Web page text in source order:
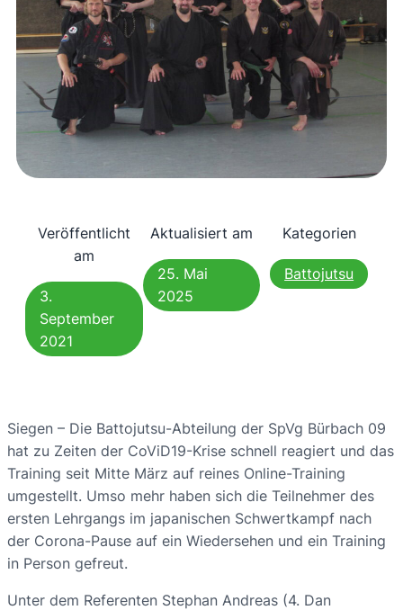
Veröffentlicht
am
3.
September
2021
Aktualisiert am
25. Mai
2025
Kategorien
Battojutsu
Siegen – Die Battojutsu-Abteilung der SpVg Bürbach 09
hat zu Zeiten der CoViD19-Krise schnell reagiert und das
Training seit Mitte März auf reines Online-Training
umgestellt. Umso mehr haben sich die Teilnehmer des
ersten Lehrgangs im japanischen Schwertkampf nach
der Corona-Pause auf ein Wiedersehen und ein Training
in Person gefreut.
Unter dem Referenten Stephan Andreas (4. Dan